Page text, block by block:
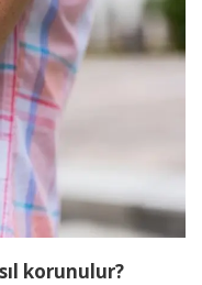
korunulur?